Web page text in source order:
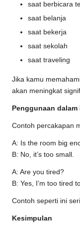
saat berbicara
saat belanja
saat bekerja
saat sekolah
saat traveling
Jika kamu
akan meningkat
Penggunaan
Contoh percakapan
A: Is the room big
B: No, it’s too small.
A: Are you tired?
B: Yes, I’m too tired
Contoh seperti ini
Kesimpulan